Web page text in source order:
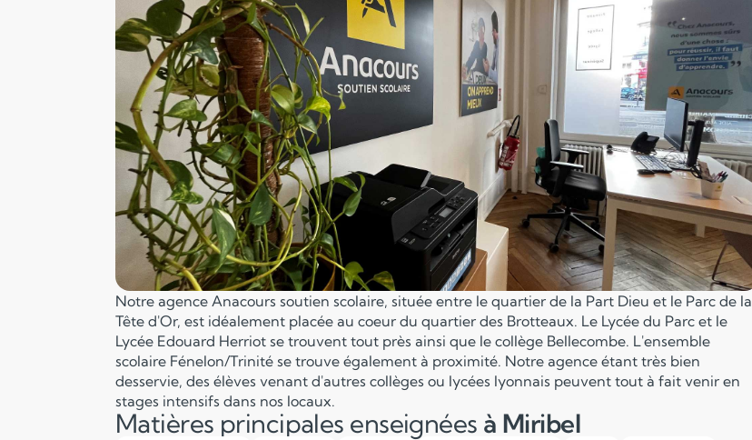
Notre agence Anacours soutien scolaire, située entre le quartier de la Part Dieu et le Parc de la
Tête d'Or, est idéalement placée au coeur du quartier des Brotteaux. Le Lycée du Parc et le
Lycée Edouard Herriot se trouvent tout près ainsi que le collège Bellecombe. L'ensemble
scolaire Fénelon/Trinité se trouve également à proximité. Notre agence étant très bien
desservie, des élèves venant d'autres collèges ou lycées lyonnais peuvent tout à fait venir en
stages intensifs dans nos locaux.
Matières principales enseignées à Miribel